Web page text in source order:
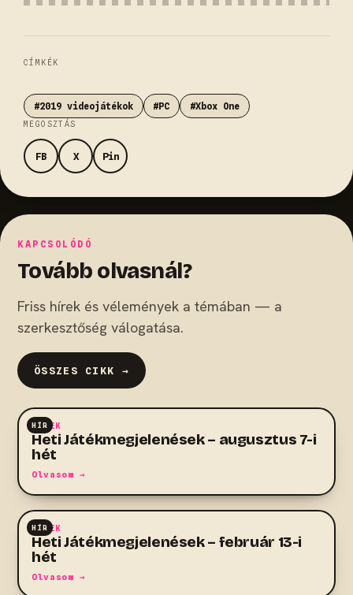
CÍMKÉK
#2019 videojátékok #PC #Xbox One
MEGOSZTÁS
FB X Pin
KAPCSOLÓDÓ
Tovább olvasnál?
Friss hírek és vélemények a témában — a
szerkesztőség válogatása.
ÖSSZES CIKK →
HÍR
HÍREK
Heti Játékmegjelenések – augusztus 7-i
hét
Olvasom →
HÍR
HÍREK
Heti Játékmegjelenések – február 13-i
hét
Olvasom →